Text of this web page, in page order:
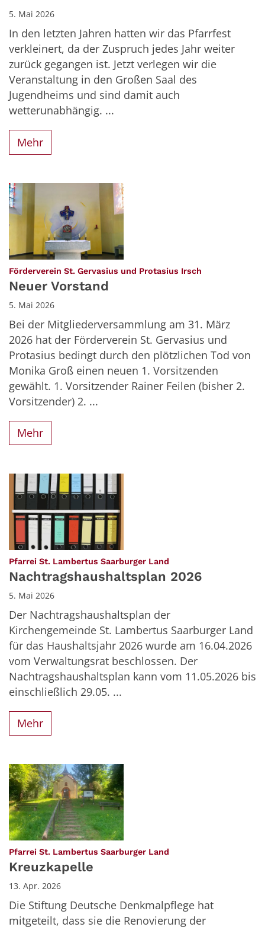
5. Mai 2026
In den letzten Jahren hatten wir das Pfarrfest
verkleinert, da der Zuspruch jedes Jahr weiter
zurück gegangen ist. Jetzt verlegen wir die
Veranstaltung in den Großen Saal des
Jugendheims und sind damit auch
wetterunabhängig. ...
Mehr
Förderverein St. Gervasius und Protasius Irsch
Neuer Vorstand
5. Mai 2026
Bei der Mitgliederversammlung am 31. März
2026 hat der Förderverein St. Gervasius und
Protasius bedingt durch den plötzlichen Tod von
Monika Groß einen neuen 1. Vorsitzenden
gewählt. 1. Vorsitzender Rainer Feilen (bisher 2.
Vorsitzender) 2. ...
Mehr
Pfarrei St. Lambertus Saarburger Land
Nachtragshaushaltsplan 2026
5. Mai 2026
Der Nachtragshaushaltsplan der
Kirchengemeinde St. Lambertus Saarburger Land
für das Haushaltsjahr 2026 wurde am 16.04.2026
vom Verwaltungsrat beschlossen. Der
Nachtragshaushaltsplan kann vom 11.05.2026 bis
einschließlich 29.05. ...
Mehr
Pfarrei St. Lambertus Saarburger Land
Kreuzkapelle
13. Apr. 2026
Die Stiftung Deutsche Denkmalpflege hat
mitgeteilt, dass sie die Renovierung der